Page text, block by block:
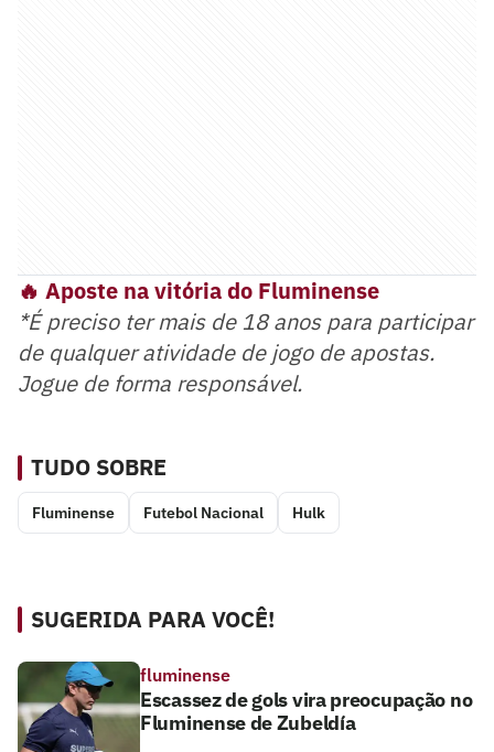
🔥 Aposte na vitória do Fluminense
*É preciso ter mais de 18 anos para participar
de qualquer atividade de jogo de apostas.
Jogue de forma responsável.
TUDO SOBRE
Fluminense Futebol Nacional Hulk
SUGERIDA PARA VOCÊ!
fluminense
Escassez de gols vira preocupação no
Fluminense de Zubeldía